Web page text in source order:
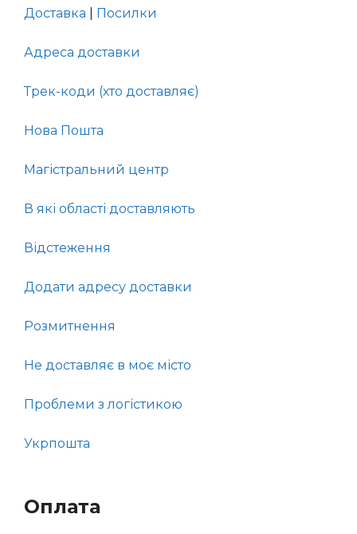
Доставка Посилки
Адреса доставки
Трек-коди (хто доставляє)
Нова Пошта
Магістральний центр
В які області доставляють
Відстеження
Додати адресу доставки
Розмитнення
Не доставляє в моє місто
Проблеми з логістикою
Укрпошта
Оплата